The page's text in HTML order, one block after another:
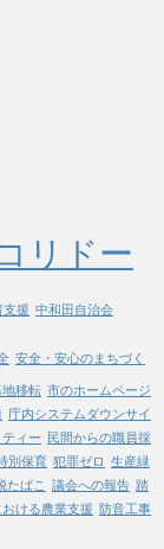
リドー
援 中和田自治会
安全・安心のまちづく
移転 市のホームページ
庁内システムダウンサイ
ィー 民間からの職員採
別保育 犯罪ゼロ 生産緑
たばこ 議会への報告 踏
ける農業支援 防音工事